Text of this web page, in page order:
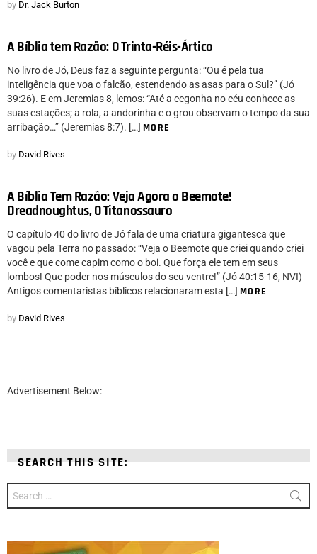
by Dr. Jack Burton
A Bíblia tem Razão: O Trinta-Réis-Ártico
No livro de Jó, Deus faz a seguinte pergunta: “Ou é pela tua
inteligência que voa o falcão, estendendo as asas para o Sul?” (Jó
39:26). E em Jeremias 8, lemos: “Até a cegonha no céu conhece as
suas estações; a rola, a andorinha e o grou observam o tempo da sua
arribação…” (Jeremias 8:7). […] MORE
by David Rives
A Bíblia Tem Razão: Veja Agora o Beemote!
Dreadnoughtus, O Titanossauro
O capítulo 40 do livro de Jó fala de uma criatura gigantesca que
vagou pela Terra no passado: “Veja o Beemote que criei quando criei
você e que come capim como o boi. Que força ele tem em seus
lombos! Que poder nos músculos do seu ventre!” (Jó 40:15-16, NVI)
Antigos comentaristas bíblicos relacionaram esta […] MORE
by David Rives
Advertisement Below:
SEARCH THIS SITE:
for: